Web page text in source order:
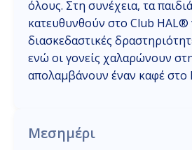
όλους. Στη συνέχεια, τα
κατευθυνθούν στο Club HAL®
διασκεδαστικές
ενώ οι γονείς χαλαρώνουν
απολαμβάνουν έναν καφέ στο
Μεσημέρι